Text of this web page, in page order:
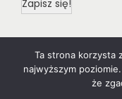
© 2020 Woostify
Ta strona korzysta
najwyższym
że